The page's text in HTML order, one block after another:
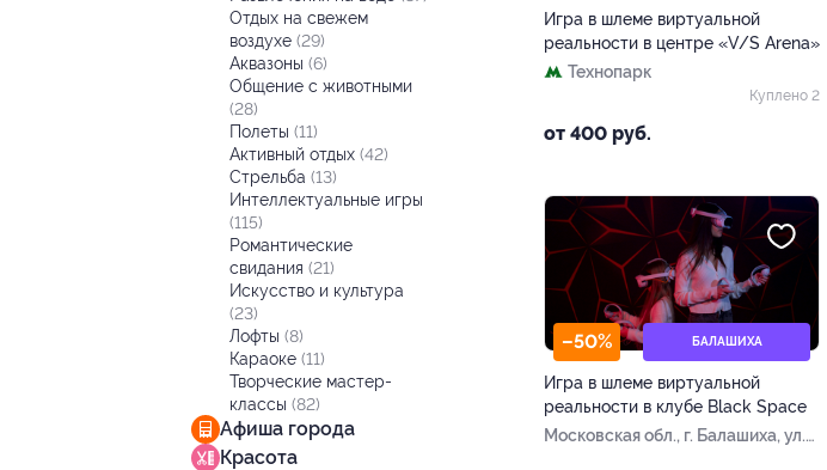
Афиша города
Красота
Отдых на свежем
воздухе (29)
Аквазоны (6)
Общение с животными
(28)
Полеты (11)
Активный отдых (42)
Стрельба (13)
Интеллектуальные игры
(115)
Романтические
свидания (21)
Искусство и культура
(23)
Лофты (8)
Караоке (11)
Творческие мастер-
классы (82)
Игра в шлеме виртуальной
реальности в центре «V/S Arena»
Технопарк
от 400 руб.
Куплено 2
–50% БАЛАШИХА
Игра в шлеме виртуальной
реальности в клубе Black Space
Московская обл., г. Балашиха, ул.